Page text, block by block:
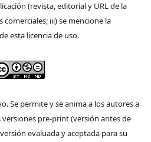
(revista, editorial y URL de la
comerciales; iii) se mencione la
esta licencia de uso.
Se permite y se anima a los autores a
pre-print (versión antes de
evaluada y aceptada para su